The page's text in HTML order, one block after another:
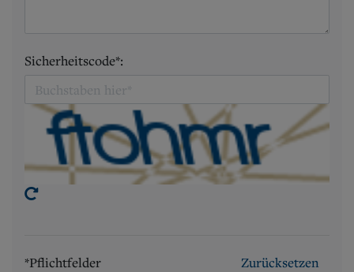
Sicherheitscode*:
*Pflichtfelder
Zurücksetzen